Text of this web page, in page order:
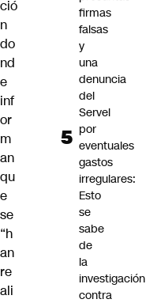
ció
n
do
nd
e
inf
or
m
an
qu
e
se
“h
an
re
ali
firmas
falsas
y
una
denuncia
del
Servel
por
eventuales
gastos
irregulares:
Esto
se
sabe
de
la
investigación
contra